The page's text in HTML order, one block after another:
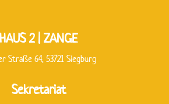
HAUS 2 | ZANGE
Straße 64, 53721 Siegburg
Sekretariat